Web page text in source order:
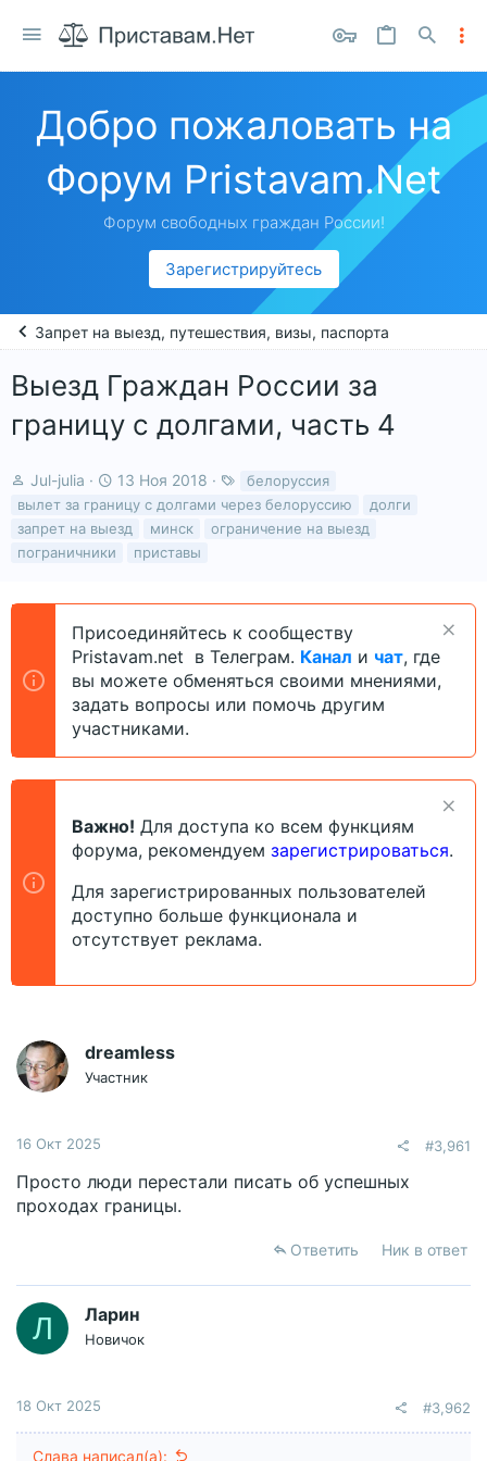
Добро пожаловать на
Форум Pristavam.Net
Форум свободных граждан России!
Зарегистрируйтесь
Запрет на выезд, путешествия, визы, паспорта
Выезд Граждан России за
границу с долгами, часть 4
А
в
р
е
Jul-julia
Д
а
а
ч
л
а
13 Ноя 2018
Т
е
белоруссия
вылет за границу с долгами через белоруссию
долги
запрет на выезд
минск
ограничение на выезд
пограничники
приставы
Присоединяйтесь к сообществу
Pristavam.net в Телеграм. Канал и чат, где
вы можете обменяться своими мнениями,
задать вопросы или помочь другим
участниками.
Важно! Для доступа ко всем функциям
форума, рекомендуем зарегистрироваться.
Для зарегистрированных пользователей
доступно больше функционала и
отсутствует реклама.
dreamless
Участник
16 Окт 2025 #3,961
Просто люди перестали писать об успешных
проходах границы.
Ответить Ник в ответ
Л Ларин
Новичок
18 Окт 2025 #3,962
Слава написал(а):